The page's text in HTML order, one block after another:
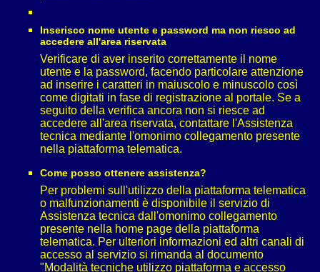
Inserisco nome utente e password ma non riesco ad
accedere all'area riservata
Verificare di aver inserito correttamente il nome
utente e la password, facendo particolare attenzione
ad inserire i caratteri in maiuscolo e minuscolo così
come digitati in fase di registrazione al portale. Se a
seguito della verifica ancora non si riesce ad
accedere all'area riservata, contattare l'Assistenza
tecnica mediante l'omonimo collegamento presente
nella piattaforma telematica.
Come posso ottenere assistenza?
Per problemi sull'utilizzo della piattaforma telematica
o malfunzionamenti è disponibile il servizio di
Assistenza tecnica dall'omonimo collegamento
presente nella home page della piattaforma
telematica. Per ulteriori informazioni ed altri canali di
accesso al servizio si rimanda al documento
"Modalità tecniche utilizzo piattaforma e accesso